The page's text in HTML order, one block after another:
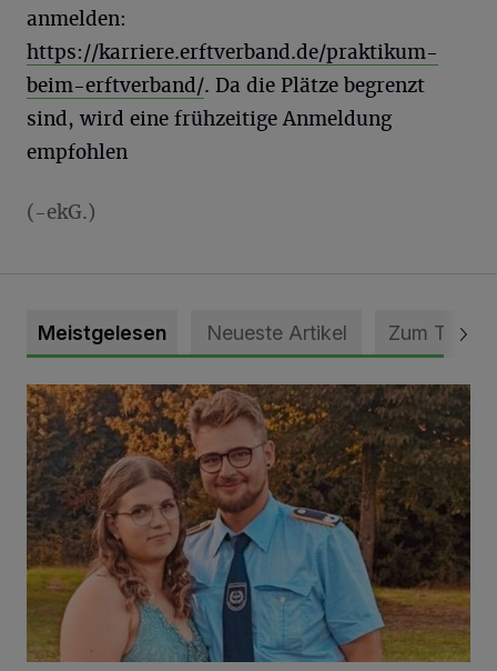
anmelden:
https://karriere.erftverband.de/praktikum-
beim-erftverband/. Da die Plätze begrenzt
sind, wird eine frühzeitige Anmeldung
empfohlen
(-ekG.)
Meistgelesen Neueste Artikel Zum Thema
Mit Herzblut die Gemeinschaft leben